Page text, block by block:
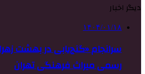
دیگر اخبار
۱۴۰۴/۰۱/۱۸
سرانجام «گنج‌یابی در بهشت
رسمی میراث فرهنگی تهران